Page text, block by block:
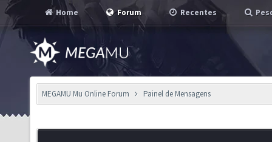
Home Forum Recentes
MEGAMU Mu Online Forum Painel de Mensagens